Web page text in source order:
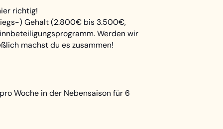
richtig!
) Gehalt (2.800€ bis 3.500€,
Werden wir
machst du es zusammen!
Woche in der Nebensaison für 6